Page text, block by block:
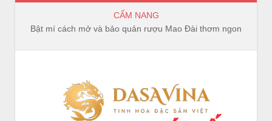
CẨM NANG
Bật mí cách mở và bảo quản rượu Mao Đài thơm ngon, trọn vị